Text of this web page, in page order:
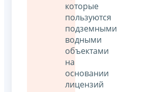
которые
пользуются
подземными
водными
объектами
на
основании
лицензий